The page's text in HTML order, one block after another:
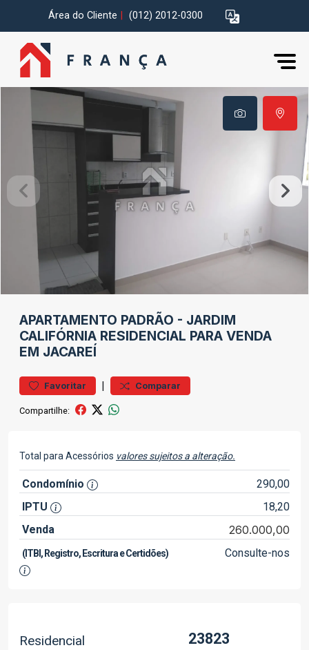
Área do Cliente (012) 2012-0300
APARTAMENTO PADRÃO - JARDIM
CALIFÓRNIA RESIDENCIAL PARA VENDA
EM JACAREÍ
Favoritar | Comparar
Compartilhe:
Total para Acessórios valores sujeitos a alteração.
Condomínio
290,00
IPTU
18,20
Venda
260.000,00
(ITBI, Registro, Escritura e Certidões) Consulte-nos
Residencial 23823